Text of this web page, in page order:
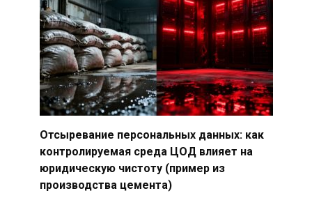
Отсыревание персональных данных: как
контролируемая среда ЦОД влияет на
юридическую чистоту (пример из
производства цемента)